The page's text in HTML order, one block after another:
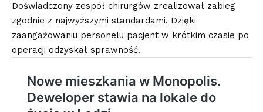
Doświadczony zespół chirurgów zrealizował zabieg
zgodnie z najwyższymi standardami. Dzięki
zaangażowaniu personelu pacjent w krótkim czasie po
operacji odzyskał sprawność.